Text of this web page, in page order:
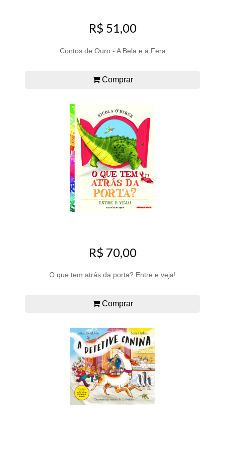
R$ 51,00
Contos de Ouro - A Bela e a Fera
Comprar
R$ 70,00
O que tem atrás da porta? Entre e veja!
Comprar